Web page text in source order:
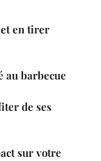
en tirer
au barbecue
de ses
sur votre